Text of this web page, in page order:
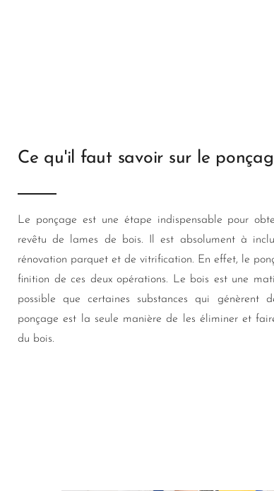
Ce qu'il faut savoir sur le
Le ponçage est une étape indispensable pour
revêtu de lames de bois. Il est absolument à
rénovation parquet et de vitrification. En effet, le
finition de ces deux opérations. Le bois est une
possible que certaines substances qui génèrent
ponçage est la seule manière de les éliminer et
du bois.